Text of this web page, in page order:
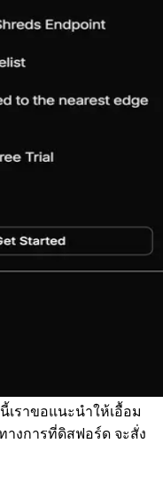
ราขอแนะนําให้เอื้อม
างการที่ดิสฟอร์ด จะสั่ง